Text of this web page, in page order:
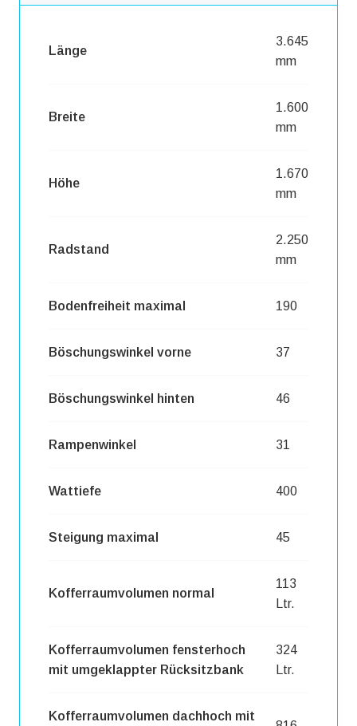
Länge
3.645
mm
Breite
1.600
mm
Höhe
1.670
mm
Radstand
2.250
mm
Bodenfreiheit maximal 190
Böschungswinkel vorne 37
Böschungswinkel hinten 46
Rampenwinkel 31
Wattiefe 400
Steigung maximal 45
Kofferraumvolumen normal
113
Ltr.
Kofferraumvolumen fensterhoch
mit umgeklappter Rücksitzbank
324
Ltr.
Kofferraumvolumen dachhoch mit